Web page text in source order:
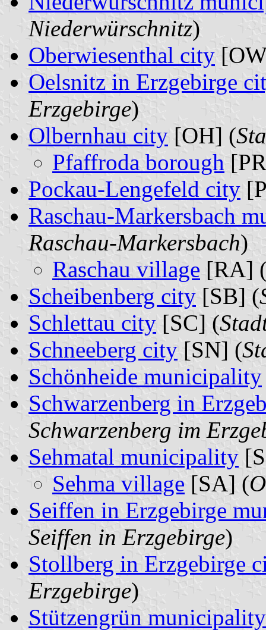
Niederwürschnitz)
Oberwiesenthal city
Oelsnitz in Erzgebirge
Erzgebirge)
Olbernhau city [OH] (
Pfaffroda borough
Pockau-Lengefeld city
Raschau-Markersbach
Raschau-Markersbach)
Raschau village [RA]
Scheibenberg city [SB] (
Schlettau city [SC] (
Schneeberg city [SN] (
Schönheide municipality
Schwarzenberg in
Schwarzenberg im
Sehmatal municipality
Sehma village [SA] (
Seiffen in Erzgebirge
Seiffen in Erzgebirge)
Stollberg in Erzgebirge
Erzgebirge)
Stützengrün municipality